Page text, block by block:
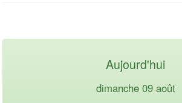
Aujourd'hui
dimanche 09 août